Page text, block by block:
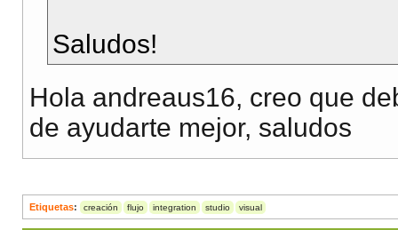
Saludos!
Hola andreaus16, creo que
de ayudarte mejor, saludos
Etiquetas: creación flujo integration studio visual